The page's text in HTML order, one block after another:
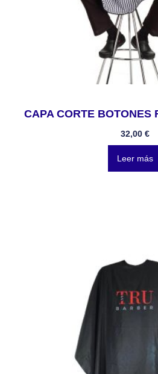
CAPA CORTE BOTONES
32,00 €
Leer más